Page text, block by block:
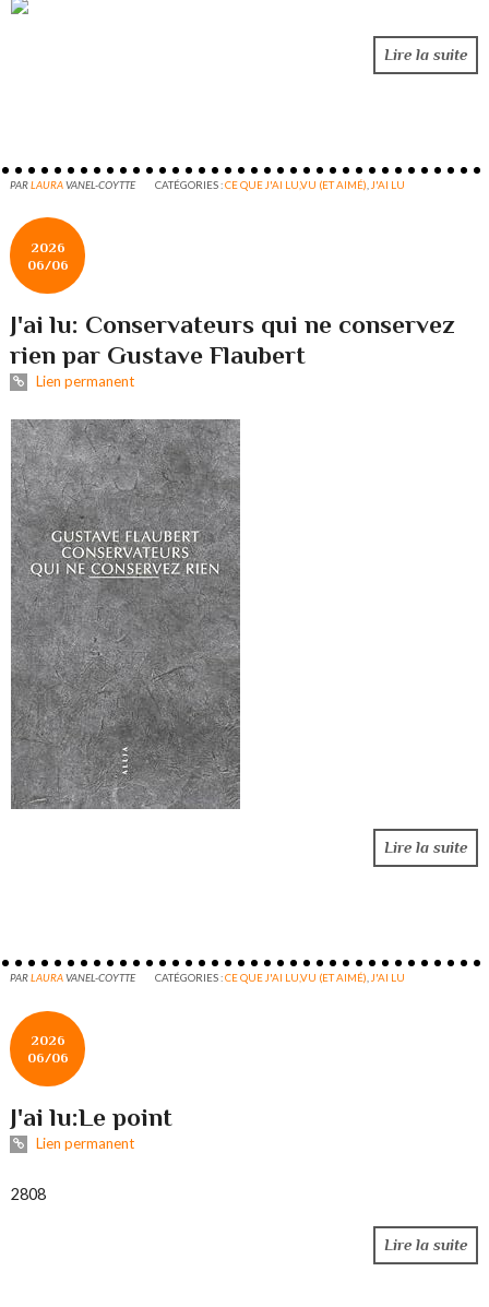
Lire la suite
PARLAURAVANEL-COYTTE CATÉGORIES :CE QUE J'AI LU,VU (ET AIMÉ) J'AI LU
2026
06/06
J'ai lu: Conservateurs qui ne conservez
rien par Gustave Flaubert
Lien permanent
Lire la suite
PARLAURAVANEL-COYTTE CATÉGORIES :CE QUE J'AI LU,VU (ET AIMÉ) J'AI LU
2026
06/06
J'ai lu:Le point
Lien permanent
2808
Lire la suite